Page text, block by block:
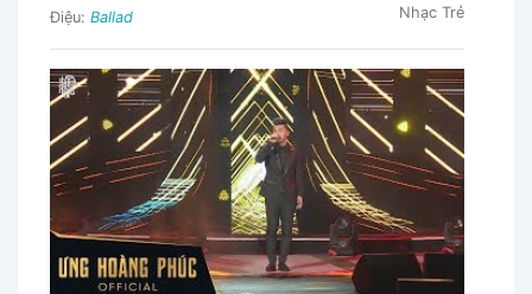
Điệu: Ballad Nhạc Trẻ